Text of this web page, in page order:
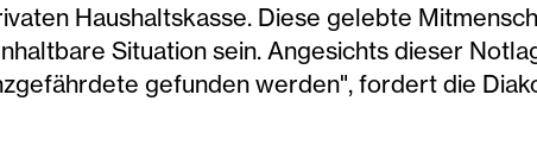
Haushaltskasse. Diese gelebte
Situation sein. Angesichts dieser
gefunden werden", fordert die